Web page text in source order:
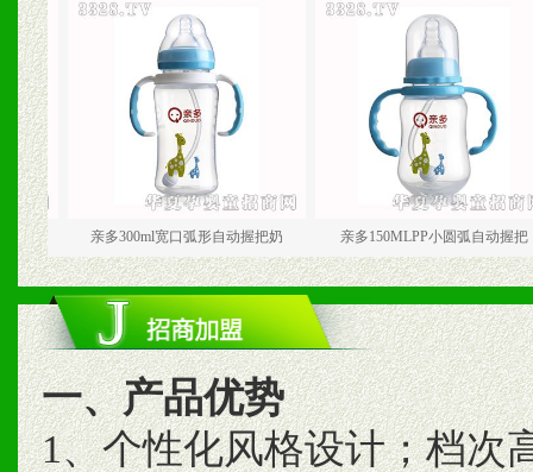
亲多300ml宽口弧形自动握把奶 亲多150MLPP小圆弧自动握把
一、产品优势
1、个性化风格设计；档次